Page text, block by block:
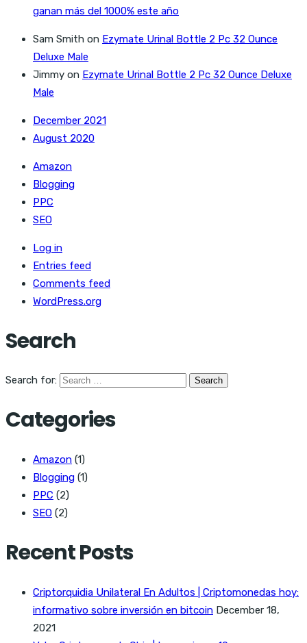
ganan más del 1000% este año
Sam Smith on Ezymate Urinal Bottle 2 Pc 32 Ounce
Deluxe Male
Jimmy on Ezymate Urinal Bottle 2 Pc 32 Ounce Deluxe
Male
December 2021
August 2020
Amazon
Blogging
PPC
SEO
Log in
Entries feed
Comments feed
WordPress.org
Search
Search for:
Categories
Amazon (1)
Blogging (1)
PPC (2)
SEO (2)
Recent Posts
Criptorquidia Unilateral En Adultos | Criptomonedas hoy:
informativo sobre inversión en bitcoin December 18,
2021